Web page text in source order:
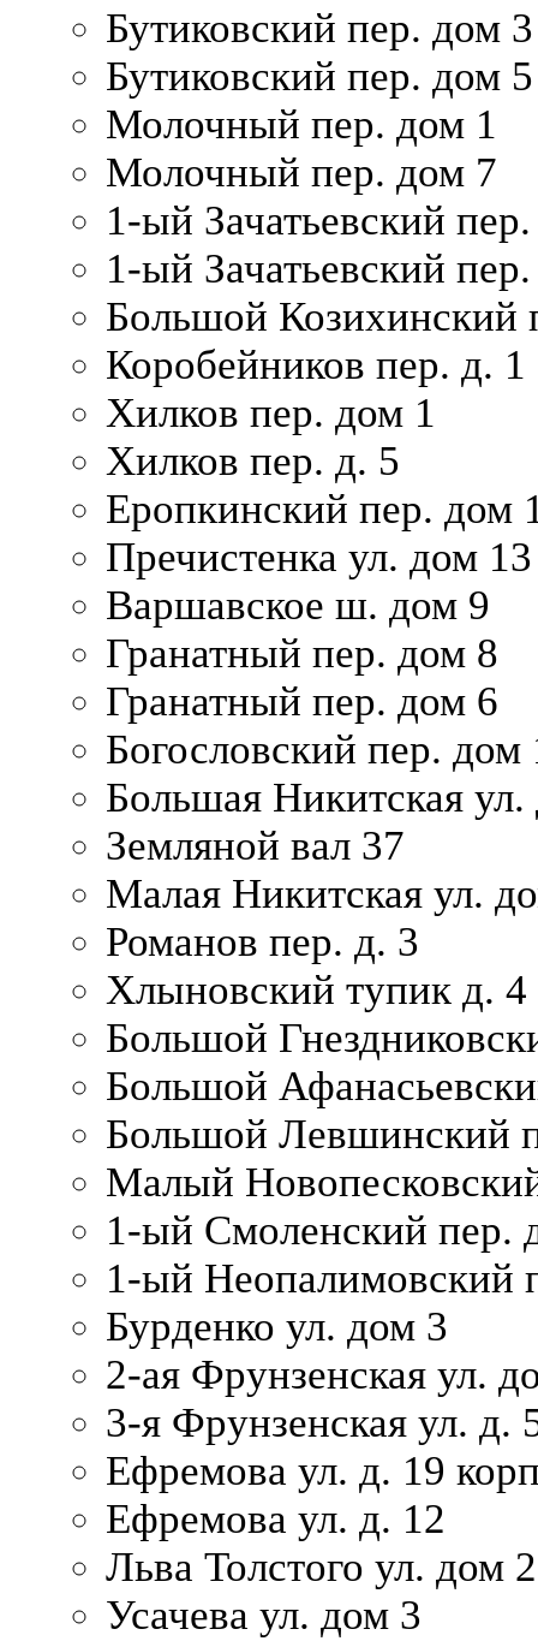
Бутиковский пер. дом 3
Бутиковский пер. дом 5
Молочный пер. дом 1
Молочный пер. дом 7
1-ый Зачатьевский
1-ый Зачатьевский
Большой Козихинский
Коробейников пер. д. 1
Хилков пер. дом 1
Хилков пер. д. 5
Еропкинский пер. дом
Пречистенка ул. дом 13
Варшавское ш. дом 9
Гранатный пер. дом 8
Гранатный пер. дом 6
Богословский пер.
Большая Никитская
Земляной вал 37
Малая Никитская ул.
Романов пер. д. 3
Хлыновский тупик д. 4
Большой
Большой
Большой Левшинский
Малый
1-ый Смоленский пер.
1-ый Неопалимовский
Бурденко ул. дом 3
2-ая Фрунзенская ул.
3-я Фрунзенская ул. д.
Ефремова ул. д. 19
Ефремова ул. д. 12
Льва Толстого ул. дом
Усачева ул. дом 3